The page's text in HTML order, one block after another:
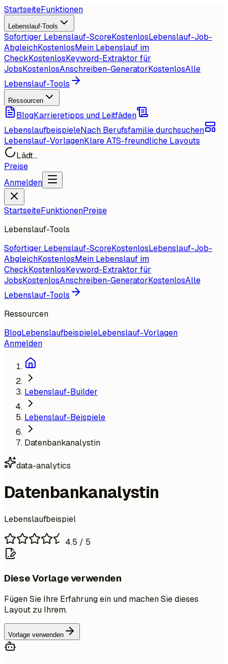
StartseiteFunktionen
Lebenslauf-Tools
Sofortiger Lebenslauf-ScoreKostenlosLebenslauf-Job-
AbgleichKostenlosMein Lebenslauf im
CheckKostenlosKeyword-Extraktor für
JobsKostenlosAnschreiben-GeneratorKostenlosAlle
Lebenslauf-Tools
Ressourcen
BlogKarrieretipps und Leitfäden
LebenslaufbeispieleNach Berufsfamilie durchsuchen
Lebenslauf-VorlagenKlare ATS-freundliche Layouts
Lädt...
Preise
Anmelden
StartseiteFunktionenPreise
Lebenslauf-Tools
Sofortiger Lebenslauf-ScoreKostenlosLebenslauf-Job-
AbgleichKostenlosMein Lebenslauf im
CheckKostenlosKeyword-Extraktor für
JobsKostenlosAnschreiben-GeneratorKostenlosAlle
Lebenslauf-Tools
Ressourcen
BlogLebenslaufbeispieleLebenslauf-Vorlagen
Anmelden
Lebenslauf-Builder
Lebenslauf-Beispiele
Datenbankanalystin
data-analytics
Datenbankanalystin
Lebenslaufbeispiel
4.5 / 5
Diese Vorlage verwenden
Fügen Sie Ihre Erfahrung ein und machen Sie dieses
Layout zu Ihrem.
Vorlage verwenden